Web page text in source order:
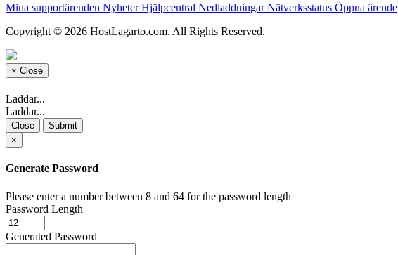
Mina supportärenden NyheterHjälpcentral NedladdningarNätverksstatus Öppna ärende
Copyright © 2026 HostLagarto.com. All Rights Reserved.
× Close
Laddar...
Laddar...
Close
Submit
×
Generate Password
Please enter a number between 8 and 64 for the password length
Password Length
Generated Password